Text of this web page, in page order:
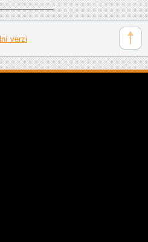
verzi